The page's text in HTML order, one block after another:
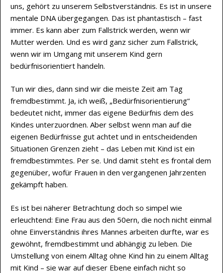
uns, gehört zu unserem Selbstverständnis. Es ist in unsere
mentale DNA übergegangen. Das ist phantastisch – fast
immer. Es kann aber zum Fallstrick werden, wenn wir
Mutter werden. Und es wird ganz sicher zum Fallstrick,
wenn wir im Umgang mit unserem Kind gern
bedürfnisorientiert handeln.
Tun wir dies, dann sind wir die meiste Zeit am Tag
fremdbestimmt. Ja, ich weiß, „Bedürfnisorientierung“
bedeutet nicht, immer das eigene Bedürfnis dem des
Kindes unterzuordnen. Aber selbst wenn man auf die
eigenen Bedürfnisse gut achtet und in entscheidenden
Situationen Grenzen zieht – das Leben mit Kind ist ein
fremdbestimmtes. Per se. Und damit steht es frontal dem
gegenüber, wofür Frauen in den vergangenen Jahrzenten
gekämpft haben.
Es ist bei näherer Betrachtung doch so simpel wie
erleuchtend: Eine Frau aus den 50ern, die noch nicht einmal
ohne Einverständnis ihres Mannes arbeiten durfte, war es
gewöhnt, fremdbestimmt und abhängig zu leben. Die
Umstellung von einem Alltag ohne Kind hin zu einem Alltag
mit Kind – sie war auf dieser Ebene einfach nicht so